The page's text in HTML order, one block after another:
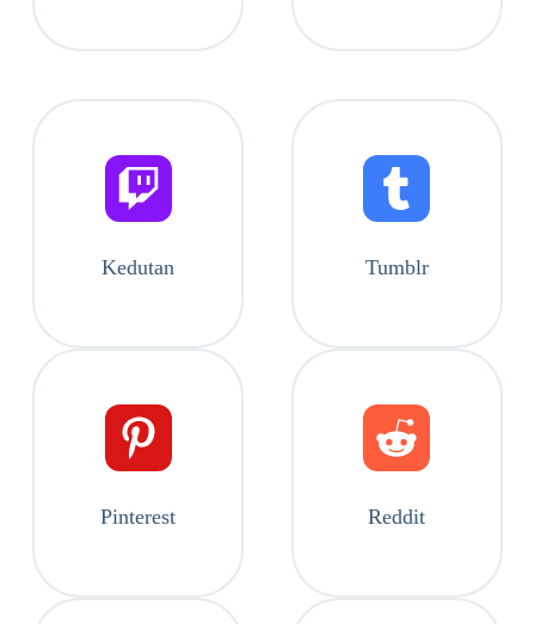
Kedutan Tumblr
Pinterest Reddit